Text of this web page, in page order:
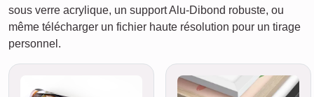
sous verre acrylique, un support Alu-Dibond robuste, ou
même télécharger un fichier haute résolution pour un tirage
personnel.